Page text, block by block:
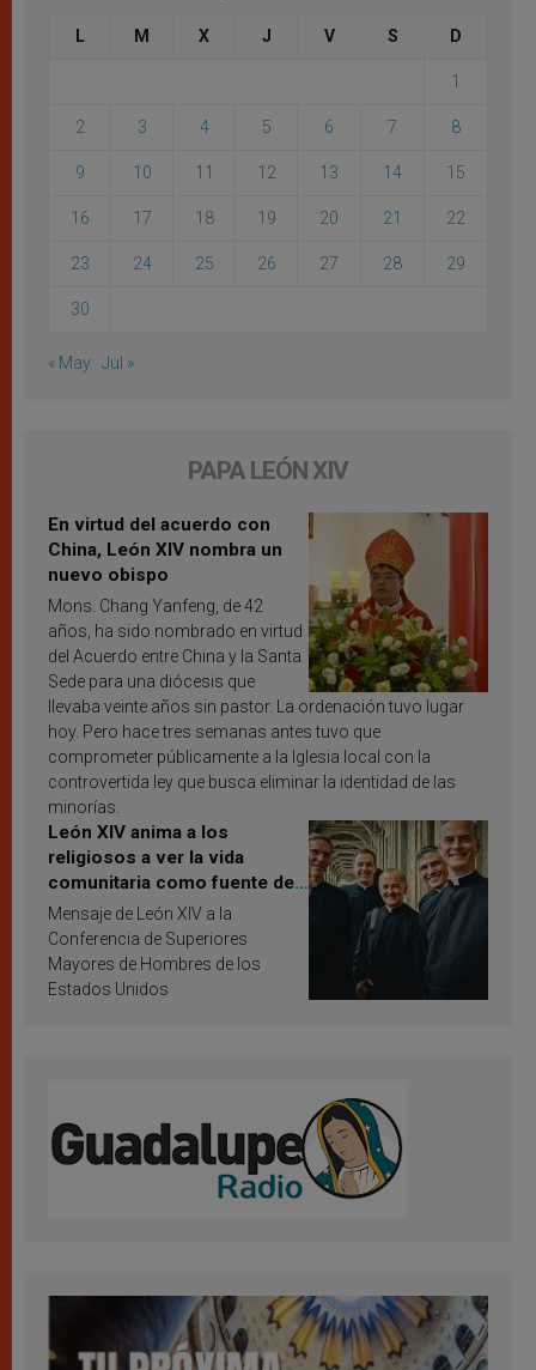
L M X J V S D
1
2 3 4 5 6 7 8
9 10 11 12 13 14 15
16 17 18 19 20 21 22
23 24 25 26 27 28 29
30
« May Jul »
PAPA LEÓN XIV
En virtud del acuerdo con
China, León XIV nombra un
nuevo obispo
Mons. Chang Yanfeng, de 42
años, ha sido nombrado en virtud
del Acuerdo entre China y la Santa
Sede para una diócesis que
llevaba veinte años sin pastor. La ordenación tuvo lugar
hoy. Pero hace tres semanas antes tuvo que
comprometer públicamente a la Iglesia local con la
controvertida ley que busca eliminar la identidad de las
minorías.
León XIV anima a los
religiosos a ver la vida
comunitaria como fuente de
inspiración y santificación
Mensaje de León XIV a la
Conferencia de Superiores
Mayores de Hombres de los
Estados Unidos